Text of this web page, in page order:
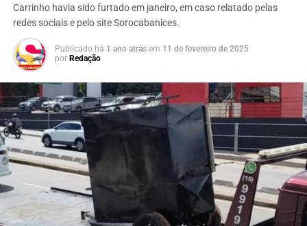
Carrinho havia sido furtado em janeiro, em caso relatado pelas
redes sociais e pelo site Sorocabanices.
Publicado há 1 ano atrás em 11 de fevereiro de 2025
por Redação